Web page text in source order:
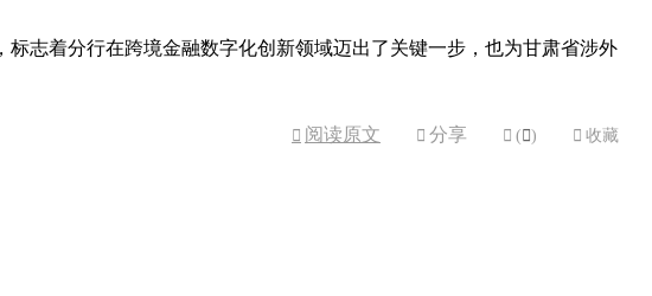
志着分行在跨境金融数字化创新领域迈出了关键一步，也为甘肃省涉外
 阅读原文  分享  ( )  收藏